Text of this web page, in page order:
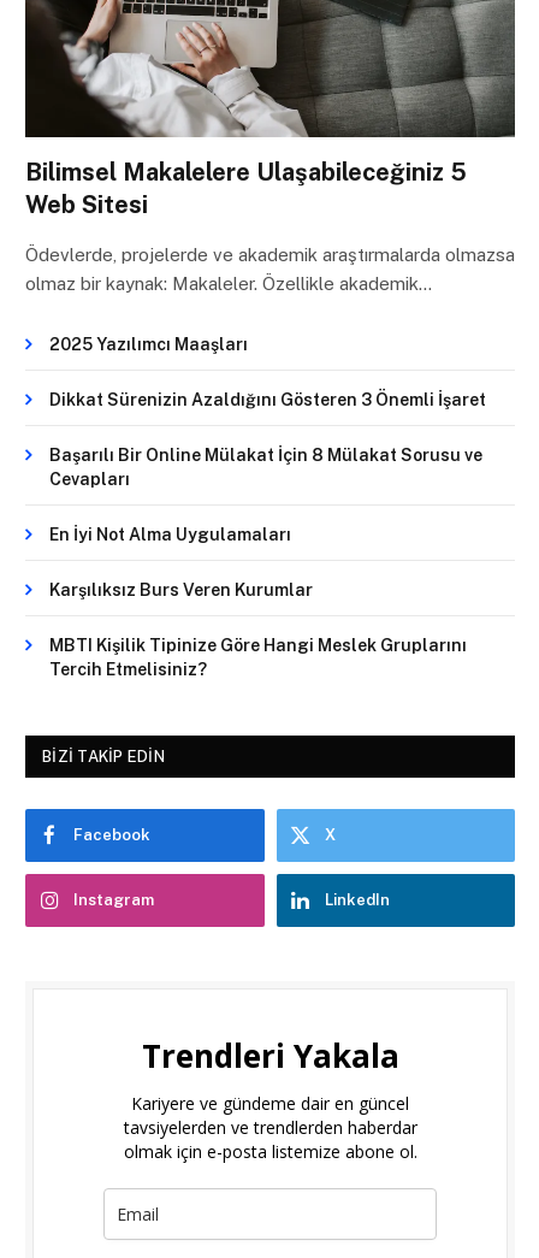
Bilimsel Makalelere Ulaşabileceğiniz 5
Web Sitesi
Ödevlerde, projelerde ve akademik araştırmalarda olmazsa
olmaz bir kaynak: Makaleler. Özellikle akademik…
2025 Yazılımcı Maaşları
Dikkat Sürenizin Azaldığını Gösteren 3 Önemli İşaret
Başarılı Bir Online Mülakat İçin 8 Mülakat Sorusu ve
Cevapları
En İyi Not Alma Uygulamaları
Karşılıksız Burs Veren Kurumlar
MBTI Kişilik Tipinize Göre Hangi Meslek Gruplarını
Tercih Etmelisiniz?
BIZI TAKIP EDIN
Facebook X
Instagram LinkedIn
Trendleri Yakala
Kariyere ve gündeme dair en güncel
tavsiyelerden ve trendlerden haberdar
olmak için e-posta listemize abone ol.